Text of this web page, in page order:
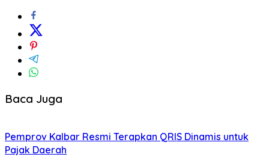
Baca Juga
Pemprov Kalbar Resmi Terapkan QRIS Dinamis untuk
Pajak Daerah